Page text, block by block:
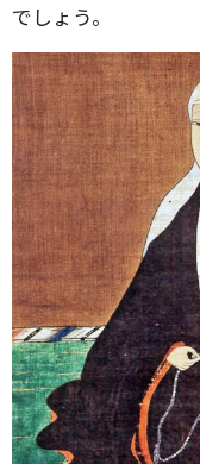
でしょう。